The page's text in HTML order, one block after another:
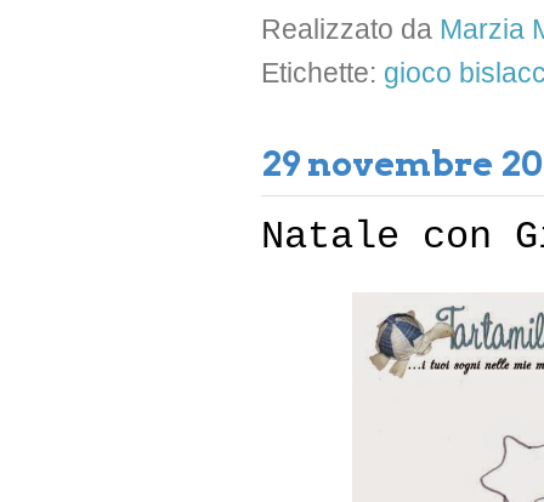
Realizzato da Marzia
Etichette: gioco
29 novembre
Natale con